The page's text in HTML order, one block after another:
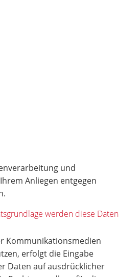
und
Anliegen entgegen
werden diese Daten
Kommunikationsmedien
erfolgt die Eingabe
Daten auf ausdrücklicher